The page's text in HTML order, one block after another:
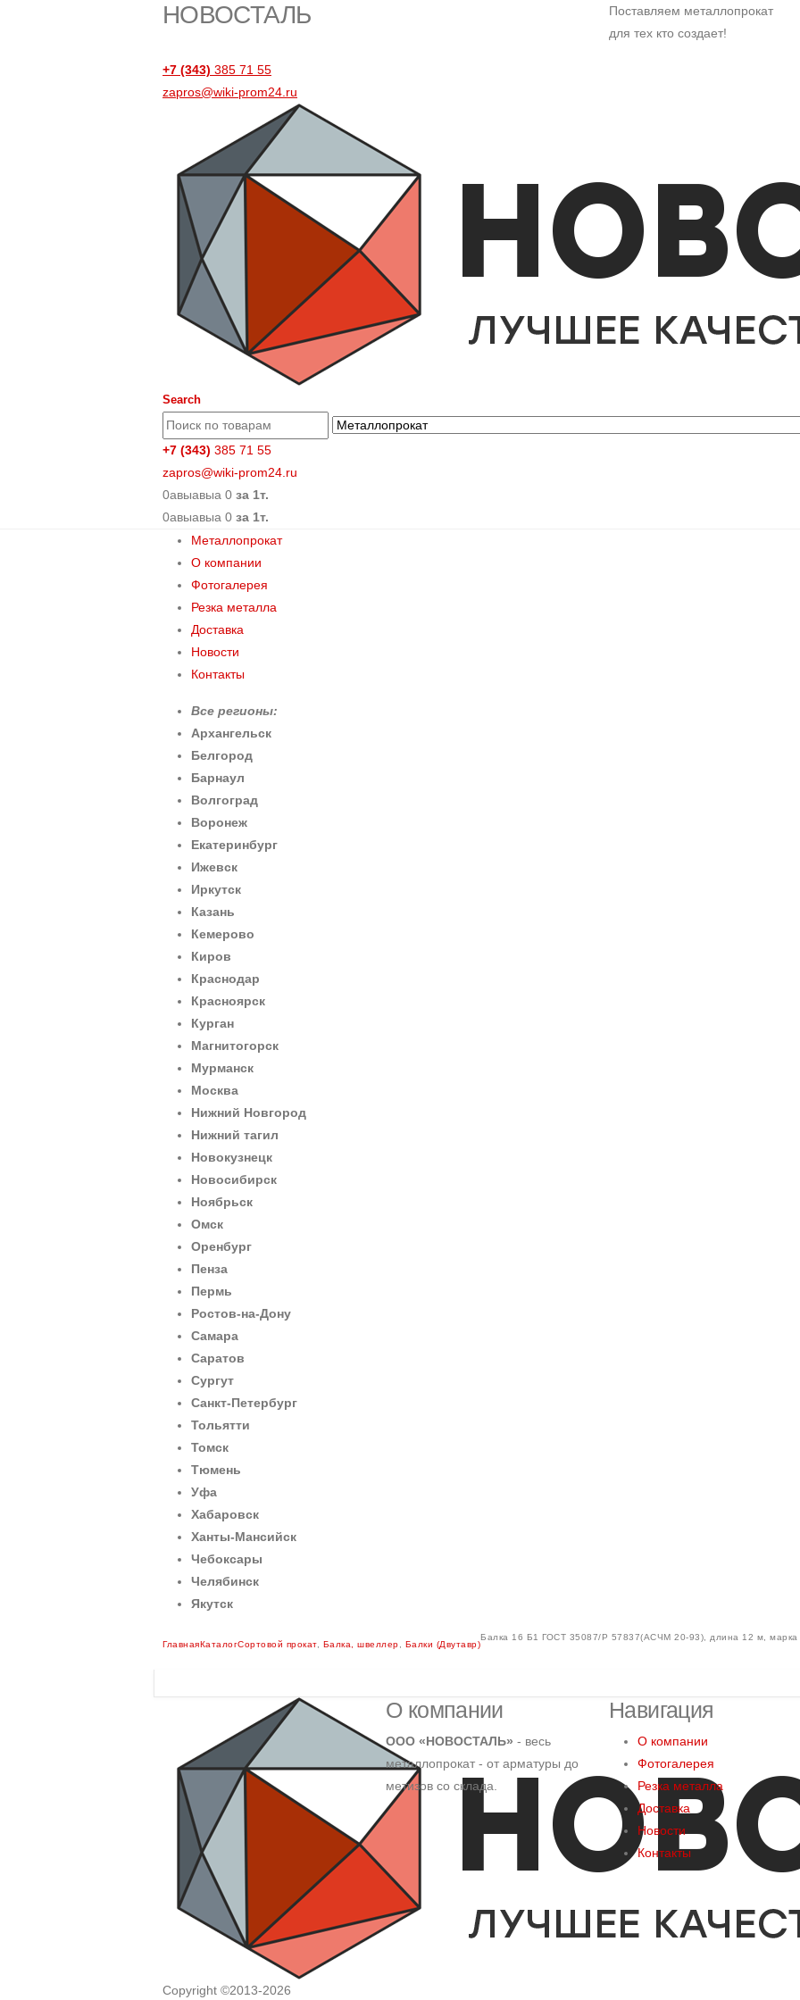
НОВОСТАЛЬ
Поставляем металлопрокат
для тех кто создает!
+7 (343) 385 71 55
zapros@wiki-prom24.ru
Search
+7 (343) 385 71 55
zapros@wiki-prom24.ru
0авыавыа 0 за 1т.
0авыавыа 0 за 1т.
Металлопрокат
О компании
Фотогалерея
Резка металла
Доставка
Новости
Контакты
Все регионы:
Архангельск
Белгород
Барнаул
Волгоград
Воронеж
Екатеринбург
Ижевск
Иркутск
Казань
Кемерово
Киров
Краснодар
Красноярск
Курган
Магнитогорск
Мурманск
Москва
Нижний Новгород
Нижний тагил
Новокузнецк
Новосибирск
Ноябрьск
Омск
Оренбург
Пенза
Пермь
Ростов-на-Дону
Самара
Саратов
Сургут
Санкт-Петербург
Тольятти
Томск
Тюмень
Уфа
Хабаровск
Ханты-Мансийск
Чебоксары
Челябинск
Якутск
ГлавнаяКаталогСортовой прокат, Балка, швеллер Балки (Двутавр)
Балка 16 Б1 ГОСТ 35087/Р 57837(АСЧМ 20-93), длина 12 м, марка
Copyright ©2013-2026
О компании
ООО «НОВОСТАЛЬ» - весь
металлопрокат - от арматуры до
метизов со склада.
Навигация
О компании
Фотогалерея
Резка металла
Доставка
Новости
Контакты